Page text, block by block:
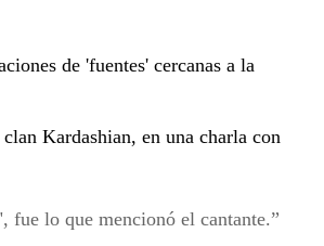
de 'fuentes' cercanas a la
Kardashian, en una charla con
fue lo que mencionó el cantante.